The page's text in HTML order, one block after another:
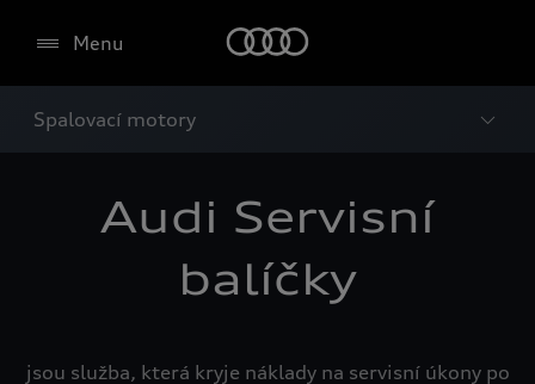
Menu
Spalovací motory
Audi Servisní
balíčky
jsou služba, která kryje náklady na servisní úkony po